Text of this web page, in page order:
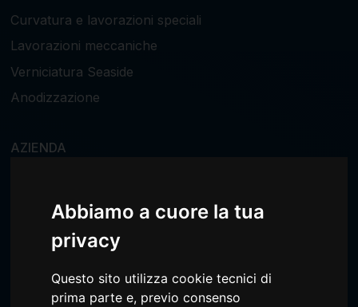
Abbiamo a cuore la tua
privacy
Questo sito utilizza cookie tecnici di
prima parte e, previo consenso
Curvatura e lavorazioni speciali
Lavorazioni meccaniche
Verniciatura Seaside
Anodizzazione
AZIENDA
Via Crosade, 41
33040 Faedis (UD)